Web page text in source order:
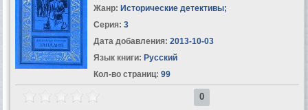
Жанр: Исторические детективы;
Серия: 3
Дата добавления: 2013-10-03
Язык книги: Русский
Кол-во страниц: 99
0